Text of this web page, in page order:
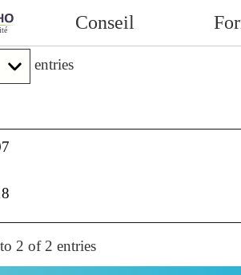
Conseil
entries
2 of 2 entries